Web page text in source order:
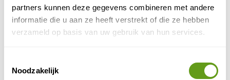
partners kunnen deze gegevens combineren met andere
informatie die u aan ze heeft verstrekt of die ze hebben
verzameld op basis van uw gebruik van hun services.
Noodzakelijk
333TRAVEL - Indonesië rondreis
Individuele reis
Hou je van natuur en cultuur? Of wordt dit een